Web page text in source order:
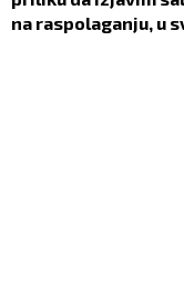
na raspolaganju, u